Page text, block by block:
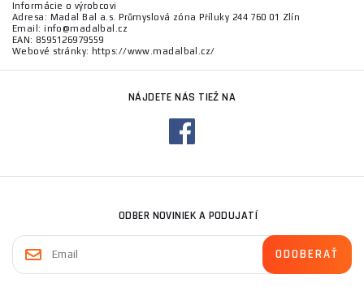
Informácie o výrobcovi
Adresa: Madal Bal a.s. Průmyslová zóna Příluky 244 760 01 Zlín
Email: info@madalbal.cz
EAN: 8595126979559
Webové stránky: https://www.madalbal.cz/
NÁJDETE NÁS TIEŽ NA
ODBER NOVINIEK A PODUJATÍ